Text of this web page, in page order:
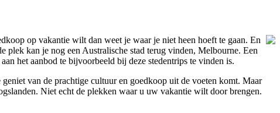
op vakantie wilt dan weet je waar je niet heen hoeft te gaan. En
plek kan je nog een Australische stad terug vinden, Melbourne. Een
het aanbod te bijvoorbeeld bij deze stedentrips te vinden is.
van de prachtige cultuur en goedkoop uit de voeten komt. Maar
Niet echt de plekken waar u uw vakantie wilt door brengen.